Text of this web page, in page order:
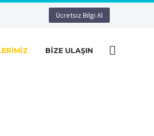
Ücretsiz Bilgi Al
BIZE ULAŞIN